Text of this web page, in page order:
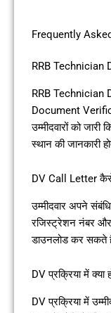
Frequently
RRB Technician
RRB Technician
Document
उम्मीदवारों को
स्थान की जानकारी
DV Call Letter
उम्मीदवार अपने
रजिस्ट्रेशन नंबर
डाउनलोड कर सकते
DV प्रक्रिया में क्या
DV प्रक्रिया में